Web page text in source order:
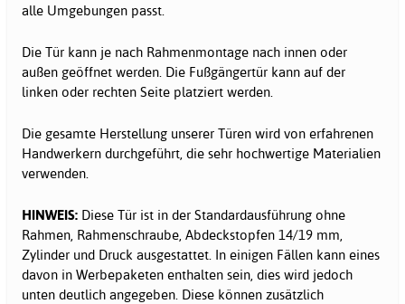
alle Umgebungen passt.
Die Tür kann je nach Rahmenmontage nach innen oder
außen geöffnet werden. Die Fußgängertür kann auf der
linken oder rechten Seite platziert werden.
Die gesamte Herstellung unserer Türen wird von erfahrenen
Handwerkern durchgeführt, die sehr hochwertige Materialien
verwenden.
HINWEIS: Diese Tür ist in der Standardausführung ohne
Rahmen, Rahmenschraube, Abdeckstopfen 14/19 mm,
Zylinder und Druck ausgestattet. In einigen Fällen kann eines
davon in Werbepaketen enthalten sein, dies wird jedoch
unten deutlich angegeben. Diese können zusätzlich